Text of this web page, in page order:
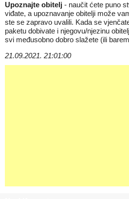
Upoznajte obitelj - naučit ćete puno
viđate, a upoznavanje obitelji može
ste se zapravo uvalili. Kada se
paketu dobivate i njegovu/njezinu
svi međusobno dobro slažete (ili
21.09.2021. 21:01:00